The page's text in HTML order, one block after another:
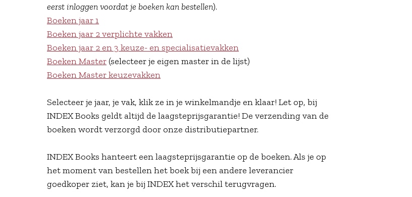
eerst inloggen voordat je boeken kan bestellen).
Boeken jaar 1
Boeken jaar 2 verplichte vakken
Boeken jaar 2 en 3 keuze- en specialisatievakken
Boeken Master (selecteer je eigen master in de lijst)
Boeken Master keuzevakken
Selecteer je jaar, je vak, klik ze in je winkelmandje en klaar! Let op, bij
INDEX Books geldt altijd de laagsteprijsgarantie! De verzending van de
boeken wordt verzorgd door onze distributiepartner.
INDEX Books hanteert een laagsteprijsgarantie op de boeken. Als je op
het moment van bestellen het boek bij een andere leverancier
goedkoper ziet, kan je bij INDEX het verschil terugvragen.